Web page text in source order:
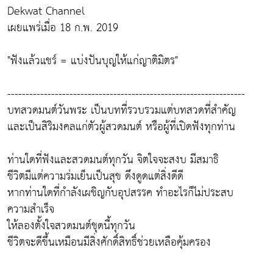
Dekwat Channel
เผยแพร่เมื่อ 18 ก.พ. 2019
"ฟังแล้วแชร์ = แบ่งปันบุญให้แก่ญาติมิตร"
-----------------------------------------------------------------
บทสวดมนต์วันพระ เป็นบทที่รวบรวมแต่บทสวดที่สำคัญ
และเป็นสิริมงคลแก่ตัวผู้สวดมนต์ หรือผู้ที่เปิดฟังทุกท่าน
ท่านใดที่ฟังและสวดมนต์ทุกวัน จิตใจจะสงบ มีสมาธิ
ชีวิตมีแต่ความร่มเย็นเป็นสุข ดึงดูดแต่สิ่งดีดี
หากท่านใดที่กำลังเผชิญกับอุปสรรค ทำอะไรก็ไม่ประสบ
ความสำเร็จ
ให้ลองตั้งใจสวดมนต์ชุดนี้ทุกวัน
ชีวิตจะดีขึ้นเหมือนมีสิ่งศักดิ์สิทธิ์ช่วยเหลือคุ้มครอง